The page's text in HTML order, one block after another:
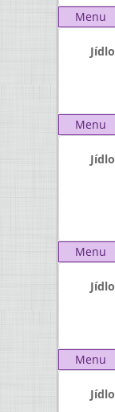
Menu
Jídlo
Menu
Jídlo
Menu
Jídlo
Menu
Jídlo